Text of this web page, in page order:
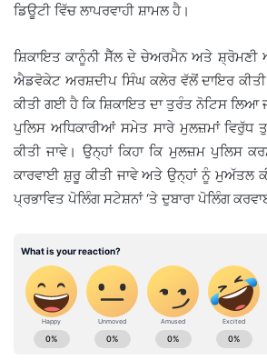
ਡਿਊਟੀ ਵਿੱਚ ਲਾਪਰਵਾਹੀ ਸ਼ਾਮਲ ਹੈ।
ਸ਼ਿਕਾਇਤ ਕਾਨੂੰਨੀ ਸੈੱਲ ਦੇ ਚੇਅਰਮੈਨ ਅਤੇ ਸ਼੍ਰੋਮਣੀ
ਐਡਵੋਕੇਟ ਅਰਸ਼ਦੀਪ ਸਿੰਘ ਕਲੇਰ ਵੱਲੋਂ ਦਾਇਰ
ਕੀਤੀ ਗਈ ਹੈ ਕਿ ਸ਼ਿਕਾਇਤ ਦਾ ਤੁਰੰਤ ਨੋਟਿਸ ਲਿਆ
ਪੁਲਿਸ ਅਧਿਕਾਰੀਆਂ ਸਮੇਤ ਸਾਰੇ ਮੁਲਜ਼ਮਾਂ
ਕੀਤੀ ਜਾਵੇ। ਉਨ੍ਹਾਂ ਕਿਹਾ ਕਿ ਮੁਲਜ਼ਮ ਪੁਲਿਸ
ਕਾਰਵਾਈ ਸ਼ੁਰੂ ਕੀਤੀ ਜਾਵੇ ਅਤੇ ਉਨ੍ਹਾਂ ਨੂੰ ਮੁਅੱਤਲ
ਪ੍ਰਭਾਵਿਤ ਪੋਲਿੰਗ ਸਟੇਸ਼ਨਾਂ ‘ਤੇ ਦੁਬਾਰਾ ਪੋਲਿੰਗ